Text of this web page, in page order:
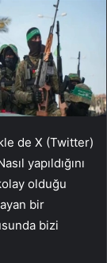
de X (Twitter)
yapıldığını
olduğu
bir
bizi